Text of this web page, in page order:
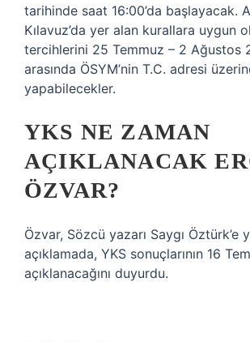
tarihinde saat 16:00’da başlayacak.
Kılavuz’da yer alan kurallara uygun
tercihlerini 25 Temmuz – 2 Ağustos
arasında ÖSYM’nin T.C. adresi
yapabilecekler.
YKS NE ZAMAN
AÇIKLANACAK
ÖZVAR?
Özvar, Sözcü yazarı Saygı Öztürk’e
açıklamada, YKS sonuçlarının 16
açıklanacağını duyurdu.